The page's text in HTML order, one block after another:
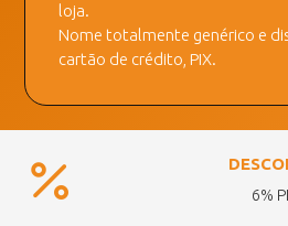
loja.
Nome totalmente genérico e
cartão de crédito, PIX.
6%